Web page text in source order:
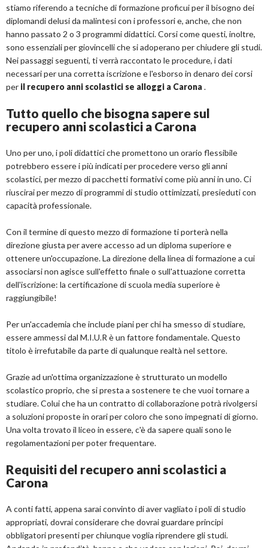
stiamo riferendo a tecniche di formazione proficui per il bisogno dei
diplomandi delusi da malintesi con i professori e, anche, che non
hanno passato 2 o 3 programmi didattici. Corsi come questi, inoltre,
sono essenziali per giovincelli che si adoperano per chiudere gli studi.
Nei passaggi seguenti, ti verrà raccontato le procedure, i dati
necessari per una corretta iscrizione e l'esborso in denaro dei corsi
per il recupero anni scolastici se alloggi a Carona.
Tutto quello che bisogna sapere sul
recupero anni scolastici a Carona
Uno per uno, i poli didattici che promettono un orario flessibile
potrebbero essere i più indicati per procedere verso gli anni
scolastici, per mezzo di pacchetti formativi come più anni in uno. Ci
riuscirai per mezzo di programmi di studio ottimizzati, presieduti con
capacità professionale.
Con il termine di questo mezzo di formazione ti porterà nella
direzione giusta per avere accesso ad un diploma superiore e
ottenere un'occupazione. La direzione della linea di formazione a cui
associarsi non agisce sull'effetto finale o sull'attuazione corretta
dell'iscrizione: la certificazione di scuola media superiore è
raggiungibile!
Per un'accademia che include piani per chi ha smesso di studiare,
essere ammessi dal M.I.U.R è un fattore fondamentale. Questo
titolo è irrefutabile da parte di qualunque realtà nel settore.
Grazie ad un'ottima organizzazione è strutturato un modello
scolastico proprio, che si presta a sostenere te che vuoi tornare a
studiare. Colui che ha un contratto di collaborazione potrà rivolgersi
a soluzioni proposte in orari per coloro che sono impegnati di giorno.
Una volta trovato il liceo in essere, c'è da sapere quali sono le
regolamentazioni per poter frequentare.
Requisiti del recupero anni scolastici a
Carona
A conti fatti, appena sarai convinto di aver vagliato i poli di studio
appropriati, dovrai considerare che dovrai guardare principi
obbligatori presenti per chiunque voglia riprendere gli studi.